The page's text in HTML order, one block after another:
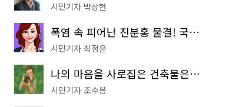
시민기자 박상현
폭염 속 피어난 진분홍 물결! 국립중앙박물관 배롱나무 명소
시민기자 최정윤
나의 마음을 사로잡은 건축물은? '서울시 건축상' 수상작 공개!
시민기자 조수봉